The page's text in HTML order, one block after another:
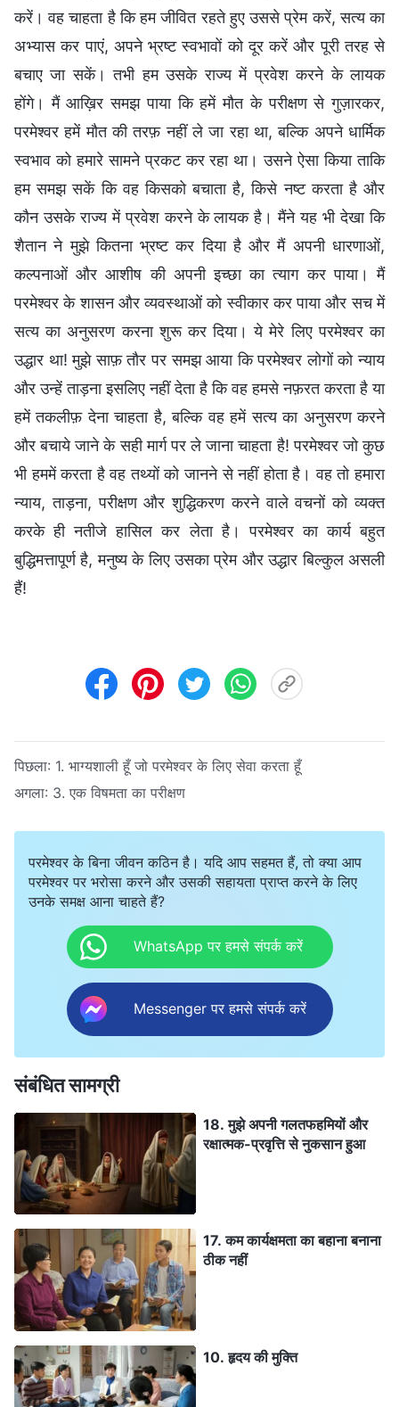
करें। वह चाहता है कि हम जीवित रहते हुए उससे प्रेम करें, सत्य का
अभ्यास कर पाएं, अपने भ्रष्ट स्वभावों को दूर करें और पूरी तरह से
बचाए जा सकें। तभी हम उसके राज्य में प्रवेश करने के लायक
होंगे। मैं आख़िर समझ पाया कि हमें मौत के परीक्षण से गुज़ारकर,
परमेश्वर हमें मौत की तरफ़ नहीं ले जा रहा था, बल्कि अपने धार्मिक
स्वभाव को हमारे सामने प्रकट कर रहा था। उसने ऐसा किया ताकि
हम समझ सकें कि वह किसको बचाता है, किसे नष्ट करता है और
कौन उसके राज्य में प्रवेश करने के लायक है। मैंने यह भी देखा कि
शैतान ने मुझे कितना भ्रष्ट कर दिया है और मैं अपनी धारणाओं,
कल्पनाओं और आशीष की अपनी इच्छा का त्याग कर पाया। मैं
परमेश्वर के शासन और व्यवस्थाओं को स्वीकार कर पाया और सच में
सत्य का अनुसरण करना शुरू कर दिया। ये मेरे लिए परमेश्वर का
उद्धार था! मुझे साफ़ तौर पर समझ आया कि परमेश्वर लोगों को न्याय
और उन्हें ताड़ना इसलिए नहीं देता है कि वह हमसे नफ़रत करता है या
हमें तकलीफ़ देना चाहता है, बल्कि वह हमें सत्य का अनुसरण करने
और बचाये जाने के सही मार्ग पर ले जाना चाहता है! परमेश्वर जो कुछ
भी हममें करता है वह तथ्यों को जानने से नहीं होता है। वह तो हमारा
न्याय, ताड़ना, परीक्षण और शुद्धिकरण करने वाले वचनों को व्यक्त
करके ही नतीजे हासिल कर लेता है। परमेश्वर का कार्य बहुत
बुद्धिमत्तापूर्ण है, मनुष्य के लिए उसका प्रेम और उद्धार बिल्कुल असली
हैं!
पिछला: 1. भाग्यशाली हूँ जो परमेश्वर के लिए सेवा करता हूँ
अगला: 3. एक विषमता का परीक्षण
परमेश्वर के बिना जीवन कठिन है। यदि आप सहमत हैं, तो क्या आप
परमेश्वर पर भरोसा करने और उसकी सहायता प्राप्त करने के लिए
उनके समक्ष आना चाहते हैं?
WhatsApp पर हमसे संपर्क करें
Messenger पर हमसे संपर्क करें
संबंधित सामग्री
18. मुझे अपनी गलतफहमियों और
रक्षात्मक-प्रवृत्ति से नुकसान हुआ
17. कम कार्यक्षमता का बहाना बनाना
ठीक नहीं
10. हृदय की मुक्ति